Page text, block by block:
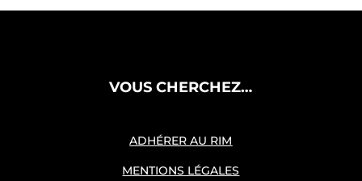
VOUS CHERCHEZ…
ADHÉRER AU RIM
MENTIONS LÉGALES